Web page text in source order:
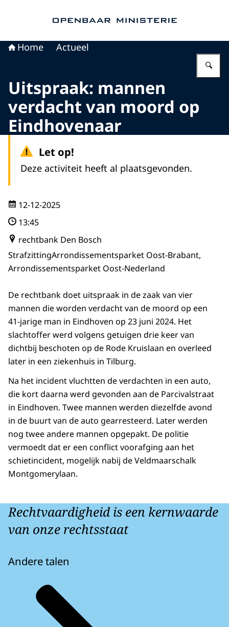
Home Actueel
Uitspraak: mannen
verdacht van moord op
Eindhovenaar
Let op!
Deze activiteit heeft al plaatsgevonden.
12-12-2025
13:45
rechtbank Den Bosch
StrafzittingArrondissementsparket Oost-Brabant,
Arrondissementsparket Oost-Nederland
De rechtbank doet uitspraak in de zaak van vier
mannen die worden verdacht van de moord op een
41-jarige man in Eindhoven op 23 juni 2024. Het
slachtoffer werd volgens getuigen drie keer van
dichtbij beschoten op de Rode Kruislaan en overleed
later in een ziekenhuis in Tilburg.
Na het incident vluchtten de verdachten in een auto,
die kort daarna werd gevonden aan de Parcivalstraat
in Eindhoven. Twee mannen werden diezelfde avond
in de buurt van de auto gearresteerd. Later werden
nog twee andere mannen opgepakt. De politie
vermoedt dat er een conflict voorafging aan het
schietincident, mogelijk nabij de Veldmaarschalk
Montgomerylaan.
Rechtvaardigheid is een kernwaarde
van onze rechtsstaat
Andere talen